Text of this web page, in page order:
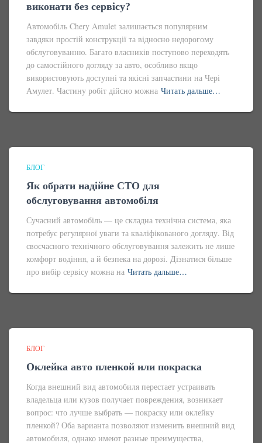
виконати без сервісу?
Автомобіль Chery Amulet залишається популярним
завдяки простій конструкції та відносно недорогому
обслуговуванню. Багато власників поступово переходять
до самостійного догляду за авто, особливо якщо
використовують доступні та якісні запчастини на Чері
Амулет. Частину робіт дійсно можна Читать дальше…
БЛОГ
Як обрати надійне СТО для
обслуговування автомобіля
Сучасний автомобіль — це складна технічна система, яка
потребує регулярної уваги та кваліфікованого догляду. Від
своєчасного технічного обслуговування залежить не лише
комфорт водіння, а й безпека на дорозі. Дізнатися більше
про вибір сервісу можна на Читать дальше…
БЛОГ
Оклейка авто пленкой или покраска
Когда внешний вид автомобиля перестает устраивать
владельца или кузов получает повреждения, возникает
вопрос: что лучше выбрать — покраску или оклейку
пленкой? Оба варианта позволяют изменить внешний вид
автомобиля, однако имеют разные преимущества,